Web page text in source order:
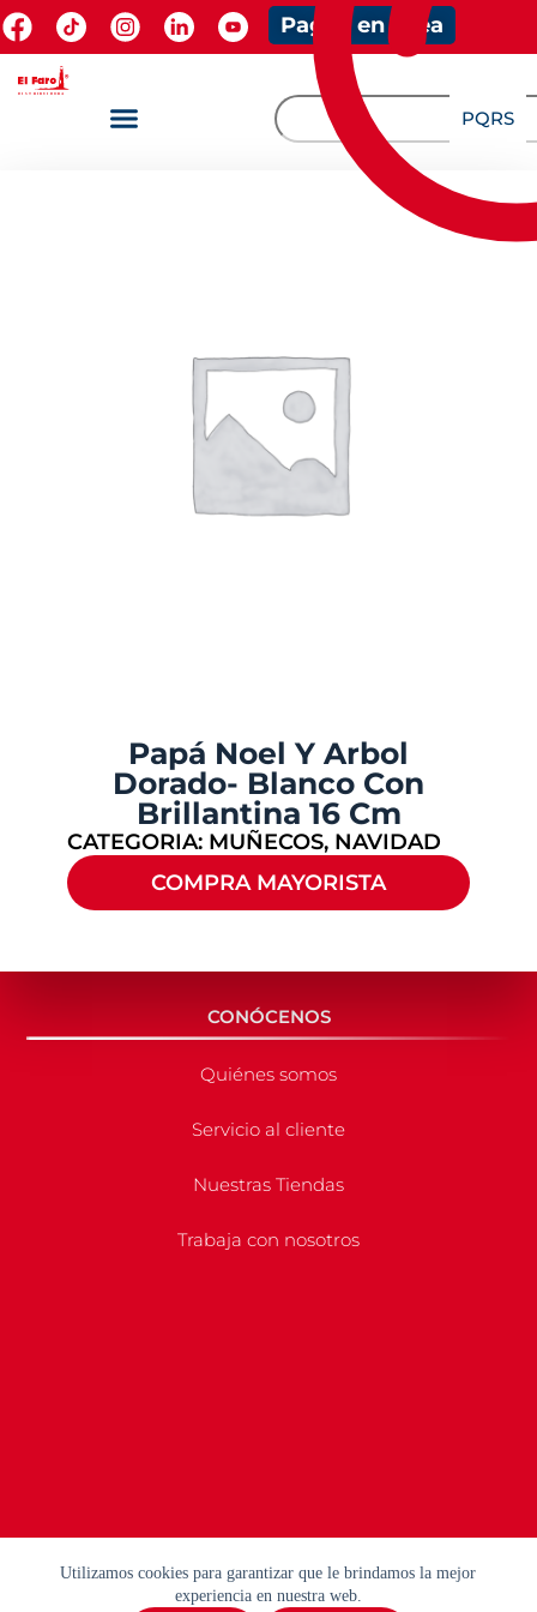
Utilizamos cookies para garantizar que le brindamos la mejor
experiencia en nuestra web.
Pagos en línea
PQRS
Papá Noel Y Arbol
Dorado- Blanco Con
Brillantina 16 Cm
CATEGORIA: MUÑECOS, NAVIDAD
COMPRA MAYORISTA
CONÓCENOS
Quiénes somos
Servicio al cliente
Nuestras Tiendas
Trabaja con nosotros